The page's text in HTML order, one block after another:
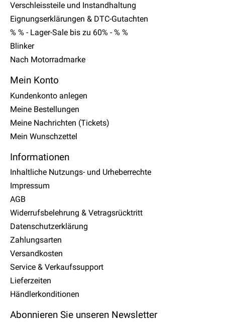
Verschleissteile und Instandhaltung
Eignungserklärungen & DTC-Gutachten
% % - Lager-Sale bis zu 60% - % %
Blinker
Nach Motorradmarke
Mein Konto
Kundenkonto anlegen
Meine Bestellungen
Meine Nachrichten (Tickets)
Mein Wunschzettel
Informationen
Inhaltliche Nutzungs- und Urheberrechte
Impressum
AGB
Widerrufsbelehrung & Vetragsrücktritt
Datenschutzerklärung
Zahlungsarten
Versandkosten
Service & Verkaufssupport
Lieferzeiten
Händlerkonditionen
Abonnieren Sie unseren Newsletter